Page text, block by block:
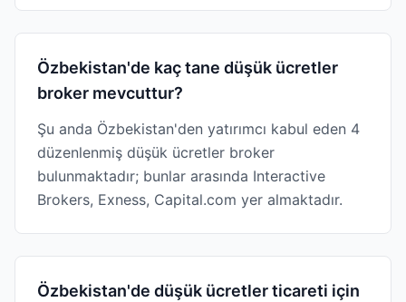
Özbekistan'de kaç tane düşük ücretler
broker mevcuttur?
Şu anda Özbekistan'den yatırımcı kabul eden 4
düzenlenmiş düşük ücretler broker
bulunmaktadır; bunlar arasında Interactive
Brokers, Exness, Capital.com yer almaktadır.
Özbekistan'de düşük ücretler ticareti için